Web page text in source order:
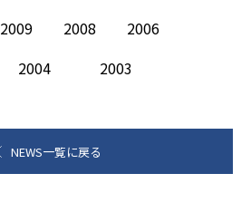
2009 2008
2006
2004 2003
NEWS一覧に戻る